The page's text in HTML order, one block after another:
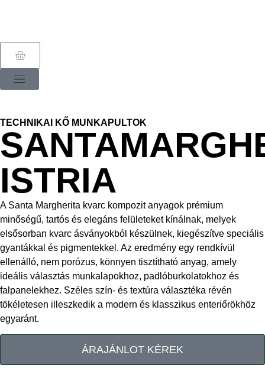
TECHNIKAI KŐ MUNKAPULTOK
ISTRIA
A Santa Margherita kvarc kompozit anyagok prémium
minőségű, tartós és elegáns felületeket kínálnak, melyek
elsősorban kvarc ásványokból készülnek, kiegészítve speciális
gyantákkal és pigmentekkel. Az eredmény egy rendkívül
ellenálló, nem porózus, könnyen tisztítható anyag, amely
ideális választás munkalapokhoz, padlóburkolatokhoz és
falpanelekhez. Széles szín- és textúra választéka révén
tökéletesen illeszkedik a modern és klasszikus enteriőrökhöz
egyaránt.
ÁRAJÁNLOT KÉREK